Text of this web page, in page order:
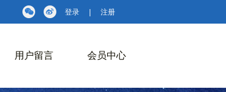
登录 注册
用户留言 会员中心